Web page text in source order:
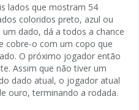
lados que mostram 54
coloridos preto, azul ou
dado, dá a todos a chance
cobre-o com um copo que
O próximo jogador então
Assim que não tiver um
dado atual, o jogador atual
ouro, terminando a rodada.